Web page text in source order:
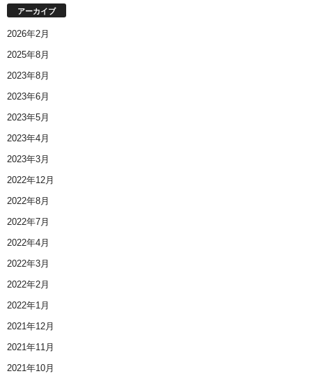
アーカイブ
2026年2月
2025年8月
2023年8月
2023年6月
2023年5月
2023年4月
2023年3月
2022年12月
2022年8月
2022年7月
2022年4月
2022年3月
2022年2月
2022年1月
2021年12月
2021年11月
2021年10月